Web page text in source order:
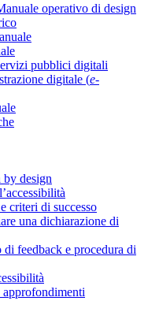
operativo di design
pubblici digitali
digitale (e-
by design
criteri di successo
una dichiarazione di
di feedback e procedura di